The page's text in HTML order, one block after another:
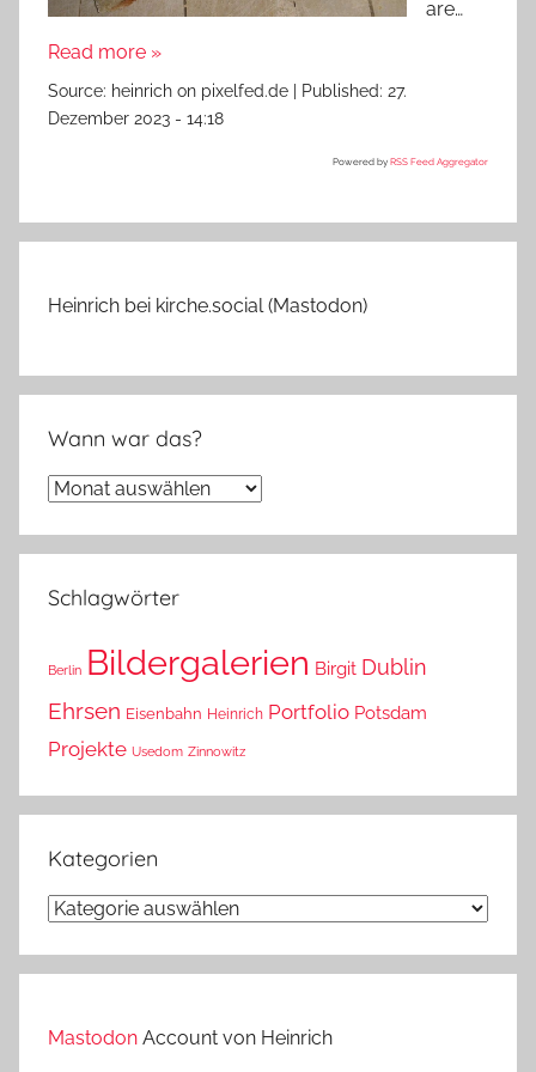
are…
Read more »
Source: heinrich on pixelfed.de Published: 27.
Dezember 2023 - 14:18
Powered by RSS Feed Aggregator
Heinrich bei kirche.social (Mastodon)
Wann war das?
Wann
das?
Schlagwörter
Berlin Bildergalerien Birgit Dublin
Ehrsen Eisenbahn Heinrich Portfolio Potsdam
Projekte Usedom Zinnowitz
Kategorien
Kategorien
Mastodon Account von Heinrich